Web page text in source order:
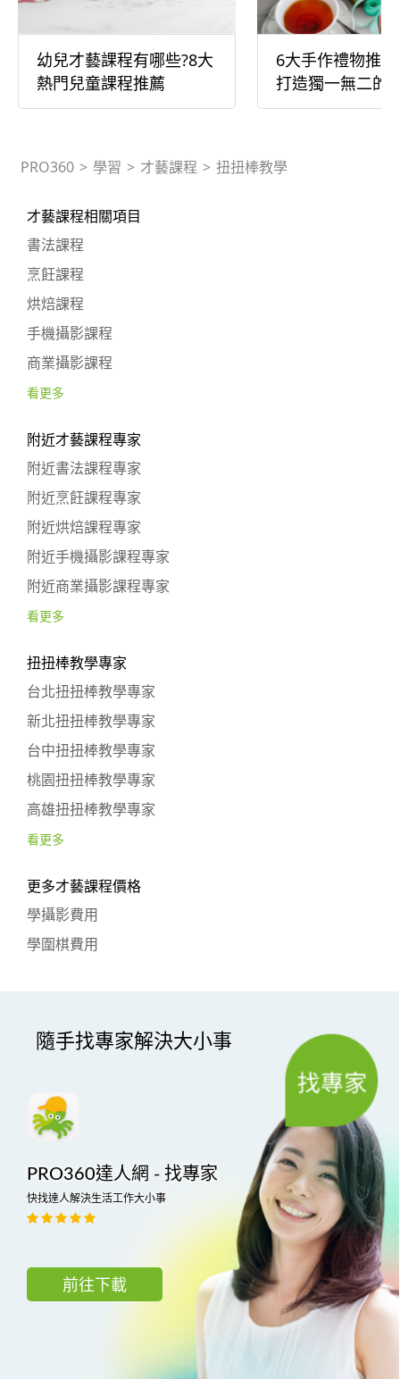
幼兒才藝課程有哪些?8大
熱門兒童課程推薦
6大手作禮物推
打造獨一無二的
PRO360 > 學習 > 才藝課程 > 扭扭棒教學
才藝課程相關項目
書法課程
烹飪課程
烘焙課程
手機攝影課程
商業攝影課程
看更多
附近才藝課程專家
附近書法課程專家
附近烹飪課程專家
附近烘焙課程專家
附近手機攝影課程專家
附近商業攝影課程專家
看更多
扭扭棒教學專家
台北扭扭棒教學專家
新北扭扭棒教學專家
台中扭扭棒教學專家
桃園扭扭棒教學專家
高雄扭扭棒教學專家
看更多
更多才藝課程價格
學攝影費用
學圍棋費用
隨手找專家解決大小事
PRO360達人網 - 找專家
快找達人解決生活工作大小事
前往下載